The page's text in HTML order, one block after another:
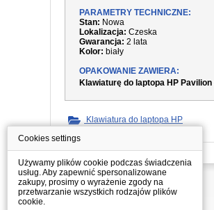
PARAMETRY TECHNICZNE:
Stan: Nowa
Lokalizacja: Czeska
Gwarancja: 2 lata
Kolor: biały
OPAKOWANIE ZAWIERA:
Klawiaturę do laptopa HP
Klawiatura do laptopa HP
Informacje
Cookies settings
Używamy plików cookie podczas świadczenia
usług. Aby zapewnić spersonalizowane
zakupy, prosimy o wyrażenie zgody na
przetwarzanie wszystkich rodzajów plików
cookie.